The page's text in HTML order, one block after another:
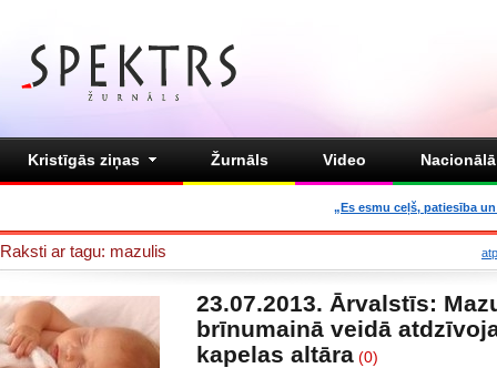
Kristīgās ziņas Žurnāls Video
„Es esmu ceļš, patiesība
Raksti ar tagu: mazulis
23.07.2013. Ārvalstīs:
brīnumainā veidā
kapelas altāra (0)